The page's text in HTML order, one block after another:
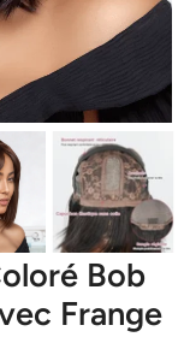
Bob
Frange